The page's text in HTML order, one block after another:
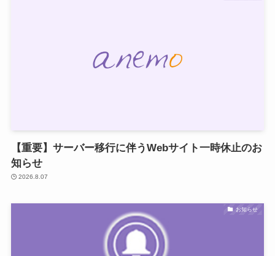
【重要】サーバー移行に伴うWebサイト一時休止のお
知らせ
2026.8.07
お知らせ